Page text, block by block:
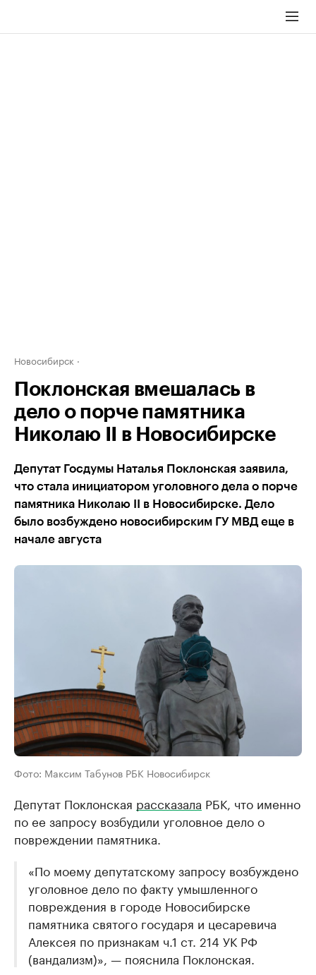
Новосибирск
Поклонская вмешалась в
дело о порче памятника
Николаю II в Новосибирске
Депутат Госдумы Наталья Поклонская заявила,
что стала инициатором уголовного дела о порче
памятника Николаю II в Новосибирске. Дело
было возбуждено новосибирским ГУ МВД еще в
начале августа
Фото: Максим Табунов РБК Новосибирск
Депутат Поклонская рассказала РБК, что именно
по ее запросу возбудили уголовное дело о
повреждении памятника.
«По моему депутатскому запросу возбуждено
уголовное дело по факту умышленного
повреждения в городе Новосибирске
памятника святого государя и цесаревича
Алексея по признакам ч.1 ст. 214 УК РФ
(вандализм)», — пояснила Поклонская.